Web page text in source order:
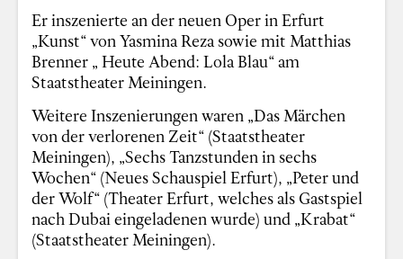
Er inszenierte an der neuen Oper in Erfurt
„Kunst“ von Yasmina Reza sowie mit Matthias
Brenner „ Heute Abend: Lola Blau“ am
Staatstheater Meiningen.
Weitere Inszenierungen waren „Das Märchen
von der verlorenen Zeit“ (Staatstheater
Meiningen), „Sechs Tanzstunden in sechs
Wochen“ (Neues Schauspiel Erfurt), „Peter und
der Wolf“ (Theater Erfurt, welches als Gastspiel
nach Dubai eingeladenen wurde) und „Krabat“
(Staatstheater Meiningen).